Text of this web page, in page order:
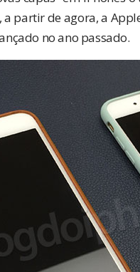
a partir de agora, a
no ano passado.